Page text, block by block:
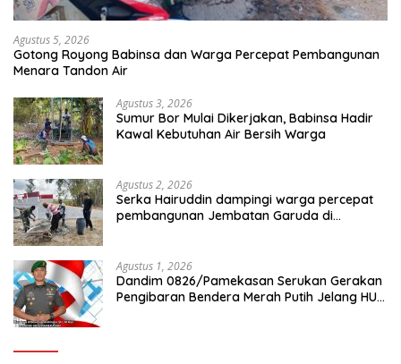
Agustus 5, 2026
Gotong Royong Babinsa dan Warga Percepat Pembangunan
Menara Tandon Air
Agustus 3, 2026
Sumur Bor Mulai Dikerjakan, Babinsa Hadir
Kawal Kebutuhan Air Bersih Warga
Agustus 2, 2026
Serka Hairuddin dampingi warga percepat
pembangunan Jembatan Garuda di
Agustus 1, 2026
Dandim 0826/Pamekasan Serukan Gerakan
Pengibaran Bendera Merah Putih Jelang HUT